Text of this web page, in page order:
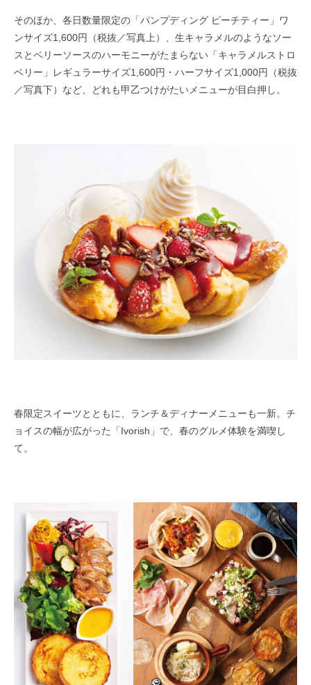
そのほか、各日数量限定の「パンプディング ピーチティー」ワ
ンサイズ1,600円（税抜／写真上）、生キャラメルのようなソー
スとベリーソースのハーモニーがたまらない「キャラメルストロ
ベリー」レギュラーサイズ1,600円・ハーフサイズ1,000円（税抜
／写真下）など、どれも甲乙つけがたいメニューが目白押し。
春限定スイーツとともに、ランチ＆ディナーメニューも一新。チ
ョイスの幅が広がった「Ivorish」で、春のグルメ体験を満喫し
て。